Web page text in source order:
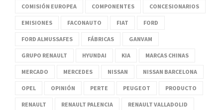
COMISIÓN EUROPEA COMPONENTES CONCESIONARIOS
EMISIONES FACONAUTO FIAT FORD
FORD ALMUSSAFES FÁBRICAS GANVAM
GRUPO RENAULT HYUNDAI KIA MARCAS CHINAS
MERCADO MERCEDES NISSAN NISSAN BARCELONA
OPEL OPINIÓN PERTE PEUGEOT PRODUCTO
RENAULT RENAULT PALENCIA RENAULT VALLADOLID